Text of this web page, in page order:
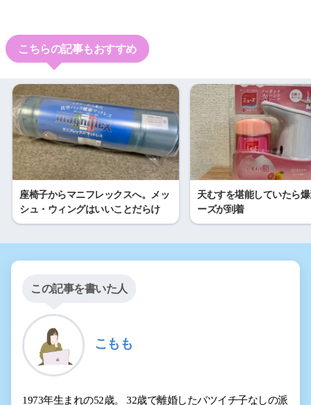
こちらの記事もおすすめ
座椅子からマニフレックスへ。メッ
シュ・ウィングはいいことだらけ
天むすを堪能していたら
ーズが到着
この記事を書いた人
こもも
1973年生まれの52歳。 32歳で離婚したバツイチ子なしの派